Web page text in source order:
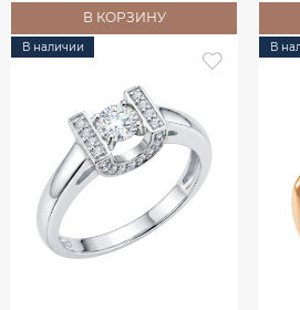
В КОРЗИНУ
В наличии В